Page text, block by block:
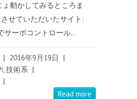
動かしてみるところま
せていただいたサイト:
サーボコントロール…
| 2016年9月19日 |
,技術系 |
|
Read more